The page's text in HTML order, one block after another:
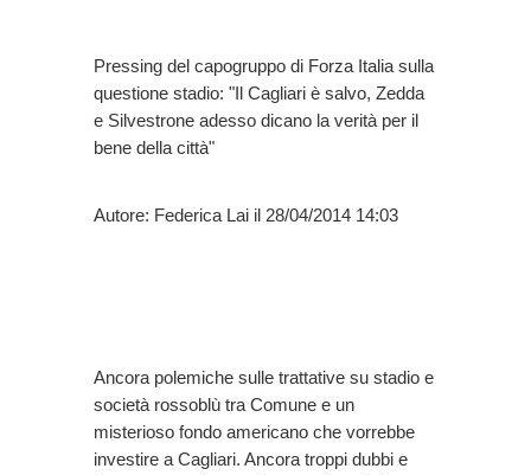
Pressing del capogruppo di Forza Italia sulla
questione stadio: "Il Cagliari è salvo, Zedda
e Silvestrone adesso dicano la verità per il
bene della città"
Autore: Federica Lai il 28/04/2014 14:03
Ancora polemiche sulle trattative su stadio e
società rossoblù tra Comune e un
misterioso fondo americano che vorrebbe
investire a Cagliari. Ancora troppi dubbi e